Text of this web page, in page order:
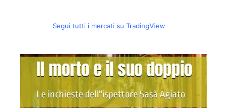
Segui tutti i mercati su TradingView